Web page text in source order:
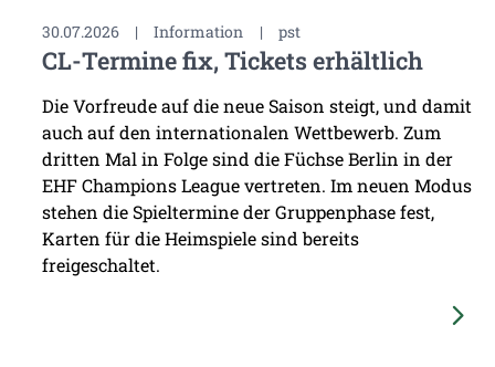
30.07.2026 | Information | pst
CL-Termine fix, Tickets erhältlich
Die Vorfreude auf die neue Saison steigt, und damit
auch auf den internationalen Wettbewerb. Zum
dritten Mal in Folge sind die Füchse Berlin in der
EHF Champions League vertreten. Im neuen Modus
stehen die Spieltermine der Gruppenphase fest,
Karten für die Heimspiele sind bereits
freigeschaltet.